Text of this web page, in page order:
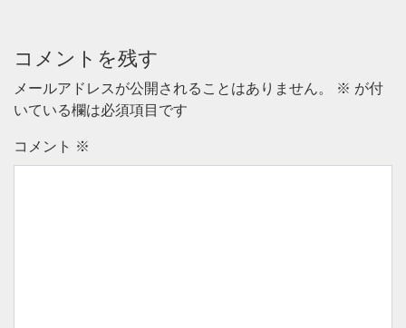
コメントを残す
メールアドレスが公開されることはありません。 ※ が付
いている欄は必須項目です
コメント ※